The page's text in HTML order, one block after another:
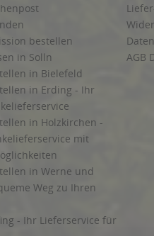
bestellen
in Solln
in Bielefeld
in Erding - Ihr
in Holzkirchen -
mit
in Werne und
Weg zu Ihren
- Ihr Lieferservice für
AGB